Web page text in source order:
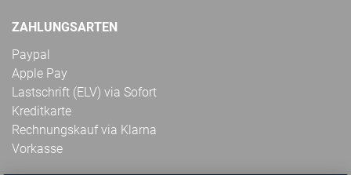
ZAHLUNGSARTEN
Paypal
Apple Pay
Lastschrift (ELV) via Sofort
Kreditkarte
Rechnungskauf via Klarna
Vorkasse